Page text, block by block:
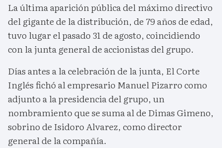
La última aparición pública del máximo directivo
del gigante de la distribución, de 79 años de edad,
tuvo lugar el pasado 31 de agosto, coincidiendo
con la junta general de accionistas del grupo.
Días antes a la celebración de la junta, El Corte
Inglés fichó al empresario Manuel Pizarro como
adjunto a la presidencia del grupo, un
nombramiento que se suma al de Dimas Gimeno,
sobrino de Isidoro Alvarez, como director
general de la compañía.